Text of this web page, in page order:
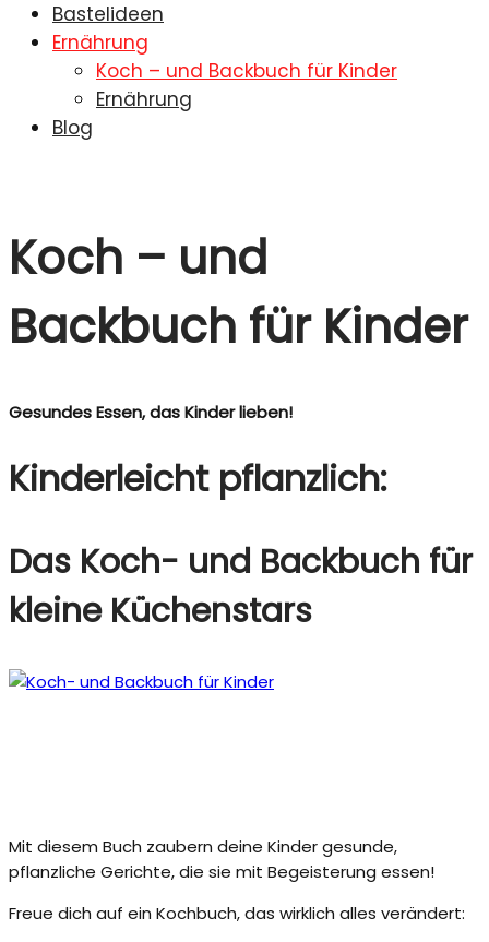
Bastelideen
Ernährung
Koch – und Backbuch für Kinder
Ernährung
Blog
Koch – und
Backbuch für Kinder
Gesundes Essen, das Kinder lieben!
Kinderleicht pflanzlich:
Das Koch- und Backbuch für
kleine Küchenstars
Mit diesem Buch zaubern deine Kinder gesunde,
pflanzliche Gerichte, die sie mit Begeisterung essen!
Freue dich auf ein Kochbuch, das wirklich alles verändert: